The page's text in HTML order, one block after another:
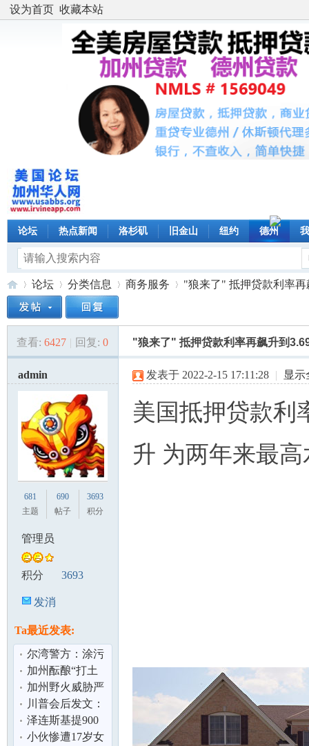
设为首页 收藏本站
论坛 热点新闻 洛杉矶 旧金山 纽约 德州
美»
论坛
›
分类信息 商务服务
›
"狼来了" 抵押贷款利率再
查看: 6427 | 回复: 0 "狼来了" 抵押贷款利率再飙升到
admin
681
主题
690
帖子
3693
积分
管理员
积分 3693
发消
Ta最近发表:
尔湾警方：涂污
13辆特斯拉男子
落网
加州酝酿“打土
豪” 资产5%“充
公” 硅谷巨
加州野火威胁严
峻 消防局吁民众
制定疏散计
川普会后发文：
正安排普泽会面
泽连斯基：
泽连斯基提900
亿美元军购 换美
小伙惨遭17岁女
发表于 2022-2-15 17:11:28 | 显示
美国抵押贷款利
升 为两年来最高